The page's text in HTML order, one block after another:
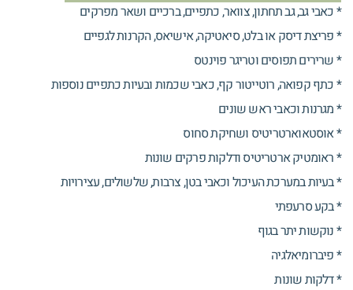
* כאבי גב, גב תחתון, צוואר, כתפיים, ברכיים ושאר מפרקים
* פריצת דיסק או בלט, סיאטיקה, אישיאס, הקרנות לגפיים
* שרירים תפוסים וטריגר פוינטס
* כתף קפואה, רוטייטור קף, כאבי שכמות ובעיות כתפיים נוספות
* מגרנות וכאבי ראש שונים
* אוסטאוארטריטיס ושחיקת סחוס
* ראומטיק ארטריטיס ודלקות פרקים שונות
* בעיות במערכת העיכול וכאבי בטן, צרבות, שלשולים, עצירויות
* בקע סרעפתי
* נוקשות יתר בגוף
* פיברומיאלגיה
* דלקות שונות